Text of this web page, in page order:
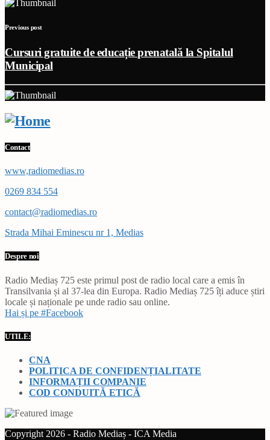
Previous post
Cursuri gratuite de educație prenatală la Spitalul
Municipal
Contact
www,radiomedias.ro
0269 834 554
contact@radiomedias.ro
Strada Mihai Eminescu nr 1, Medias
Despre noi
Radio Mediaș 725 este primul post de radio local care a emis în
Transilvania și al 37-lea din Europa. Radio Mediaș 725 îți aduce știri
locale și naționale pe unde radio sau online.
Hai și pe #Facebook
UTILE:
CNA
POLITICA DE CONFIDENȚIALITATE
INFORMAȚII COMPANIE
COD CONDUITĂ ETICĂ
Copyright 2026 - Radio Mediaș - ICA Media